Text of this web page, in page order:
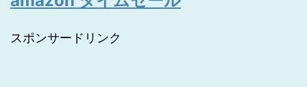
スポンサードリンク